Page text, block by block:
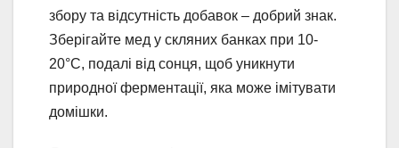
збору та відсутність добавок – добрий знак.
Зберігайте мед у скляних банках при 10-
20°C, подалі від сонця, щоб уникнути
природної ферментації, яка може імітувати
домішки.